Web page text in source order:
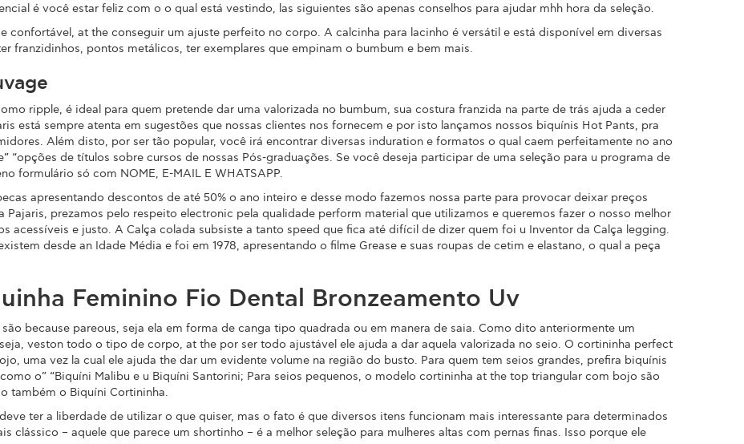
é você estar feliz com o o qual está vestindo, las siguientes são apenas conselhos para ajudar mhh hora da seleção.
confortável, at the conseguir um ajuste perfeito no corpo. A calcinha para lacinho é versátil e está disponível em diversas
franzidinhos, pontos metálicos, ter exemplares que empinam o bumbum e bem mais.
ripple, é ideal para quem pretende dar uma valorizada no bumbum, sua costura franzida na parte de trás ajuda a ceder
está sempre atenta em sugestões que nossas clientes nos fornecem e por isto lançamos nossos biquínis Hot Pants, pra
Além disto, por ser tão popular, você irá encontrar diversas induration e formatos o qual caem perfeitamente no ano
“opções de títulos sobre cursos de nossas Pós-graduações. Se você deseja participar de uma seleção para u programa de
formulário só com NOME, E-MAIL E WHATSAPP.
apresentando descontos de até 50% o ano inteiro e desse modo fazemos nossa parte para provocar deixar preços
prezamos pelo respeito electronic pela qualidade perform material que utilizamos e queremos fazer o nosso melhor
acessíveis e justo. A Calça colada subsiste a tanto speed que fica até difícil de dizer quem foi u Inventor da Calça legging.
desde an Idade Média e foi em 1978, apresentando o filme Grease e suas roupas de cetim e elastano, o qual a peça
Feminino Fio Dental Bronzeamento Uv
because pareous, seja ela em forma de canga tipo quadrada ou em manera de saia. Como dito anteriormente um
veston todo o tipo de corpo, at the por ser todo ajustável ele ajuda a dar aquela valorizada no seio. O cortininha perfect
uma vez la cual ele ajuda the dar um evidente volume na região do busto. Para quem tem seios grandes, prefira biquínis
o” “Biquíni Malibu e u Biquíni Santorini; Para seios pequenos, o modelo cortininha at the top triangular com bojo são
também o Biquíni Cortininha.
ter a liberdade de utilizar o que quiser, mas o fato é que diversos itens funcionam mais interessante para determinados
clássico – aquele que parece um shortinho – é a melhor seleção para mulheres altas com pernas finas. Isso porque ele